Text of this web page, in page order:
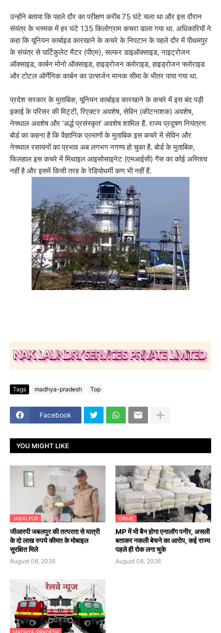
उन्होंने बताया कि पहले दौर का परीक्षण करीब 75 घंटे चला था और इस दौरान
संयंत्र के भस्मक में हर घंटे 135 किलोग्राम कचरा डाला गया था. अधिकारियों ने
कहा कि यूनियन कार्बाइड कारखाने के कचरे के निपटान के पहले दौर में पीथमपुर
के संयंत्र से पार्टिकुलेट मैटर (पीएम), सल्फर डाइऑक्साइड, नाइट्रोजन
ऑक्साइड, कार्बन मोनो ऑक्साइड, हाइड्रोजन क्लोराइड, हाइड्रोजन फ्लोराइड
और टोटल ऑर्गेनिक कार्बन का उत्सर्जन मानक सीमा के भीतर पाया गया था.
प्रदेश सरकार के मुताबिक, यूनियन कार्बाइड कारखाने के कचरे में इस बंद पड़ी
इकाई के परिसर की मिट्टी, रिएक्टर अवशेष, सेविन (कीटनाशक) अवशेष,
नेफ्थाल अवशेष और ‘अर्द्ध प्रसंस्कृत’ अवशेष शामिल हैं. राज्य प्रदूषण नियंत्रण
बोर्ड का कहना है कि वैज्ञानिक प्रमाणों के मुताबिक इस कचरे में सेविन और
नेफ्थाल रसायनों का प्रभाव अब लगभग नगण्य हो चुका है. बोर्ड के मुताबिक,
फिलहाल इस कचरे में मिथाइल आइसोसाइनेट (एमआईसी) गैस का कोई अस्तित्व
नहीं है और इसमें किसी तरह के रेडियोधर्मी कण भी नहीं हैं.
Tags madhya-pradesh Top
Facebook
YOU MIGHT LIKE
JABALPUR
जीआरपी जबलपुर की तत्परता से यात्री
के दो लाख रुपये कीमत के मोबाइल
सुरक्षित मिले
August 08, 2026
CRIME
MP में भी बैन होगा एनालॉग पनीर, असली
बताकर नकली बेचने का आरोप, कई राज्य
पहले ही रोक लगा चुके
August 08, 2026
MADHYA-PRADESH